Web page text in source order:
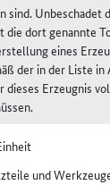
Unbeschadet
dort genannte
eines
der in der Liste in
dieses Erzeugnis
und